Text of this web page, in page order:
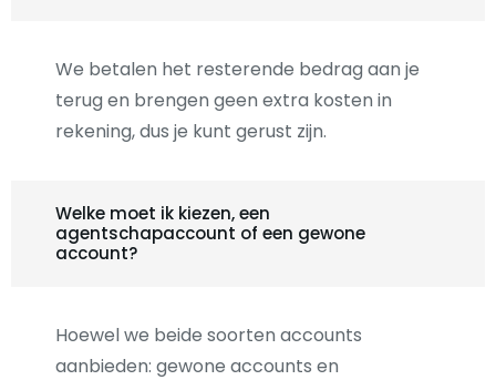
We betalen het resterende bedrag aan je
terug en brengen geen extra kosten in
rekening, dus je kunt gerust zijn.
Welke moet ik kiezen, een
agentschapaccount of een gewone
account?
Hoewel we beide soorten accounts
aanbieden: gewone accounts en